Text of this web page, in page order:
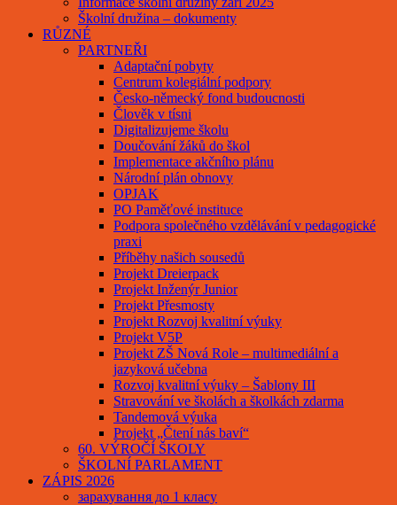
Školní družina – dokumenty
RŮZNÉ
PARTNEŘI
Adaptační pobyty
Centrum kolegiální podpory
Česko-německý fond budoucnosti
Člověk v tísni
Digitalizujeme školu
Doučování žáků do škol
Implementace akčního plánu
Národní plán obnovy
OPJAK
PO Paměťové instituce
Podpora společného vzdělávání v pedagogické
praxi
Příběhy našich sousedů
Projekt Dreierpack
Projekt Inženýr Junior
Projekt Přesmosty
Projekt Rozvoj kvalitní výuky
Projekt V5P
Projekt ZŠ Nová Role – multimediální a
jazyková učebna
Rozvoj kvalitní výuky – Šablony III
Stravování ve školách a školkách zdarma
Tandemová výuka
Projekt „Čtení nás baví“
60. VÝROČÍ ŠKOLY
ŠKOLNÍ PARLAMENT
ZÁPIS 2026
зарахування до 1 класу